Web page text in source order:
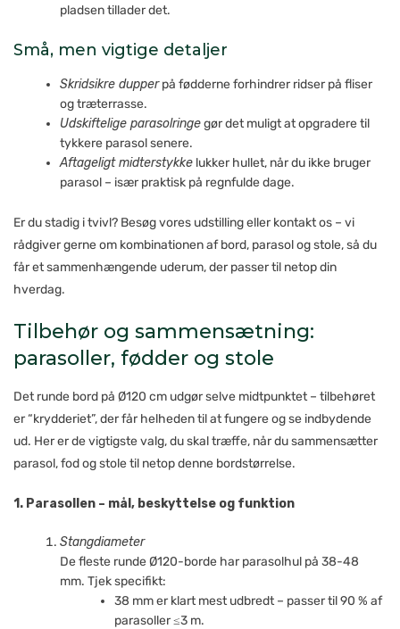
pladsen tillader det.
Små, men vigtige detaljer
Skridsikre dupperpå fødderne forhindrer ridser på fliser
og træterrasse.
Udskiftelige parasolringegør det muligt at opgradere til
tykkere parasol senere.
Aftageligt midterstykke lukker hullet, når du ikke bruger
parasol – især praktisk på regnfulde dage.
Er du stadig i tvivl? Besøg vores udstilling eller kontakt os – vi
rådgiver gerne om kombinationen af bord, parasol og stole, så du
får et sammenhængende uderum, der passer til netop din
hverdag.
Tilbehør og sammensætning:
parasoller, fødder og stole
Det runde bord på Ø120 cm udgør selve midtpunktet – tilbehøret
er “krydderiet”, der får helheden til at fungere og se indbydende
ud. Her er de vigtigste valg, du skal træffe, når du sammensætter
parasol, fod og stole til netop denne bordstørrelse.
1. Parasollen – mål, beskyttelse og funktion
Stangdiameter
De fleste runde Ø120-borde har parasolhul på 38-48
mm. Tjek specifikt:
38 mm er klart mest udbredt – passer til 90 % af
parasoller ≤3 m.